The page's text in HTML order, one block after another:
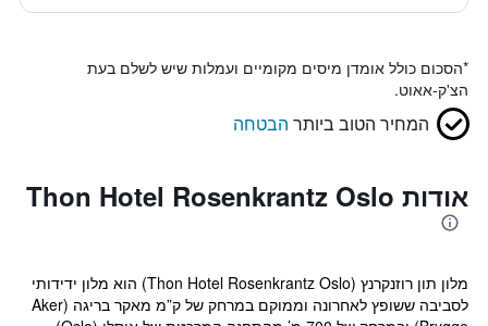
*הסכום כולל אומדן מיסים מקומיים ועמלות שיש לשלם בעת
הצ'ק-אאוט.
המחיר הטוב ביותר הבטחה
אודות Thon Hotel Rosenkrantz Oslo
מלון תון רוזנקרנץ (Thon Hotel Rosenkrantz Oslo) הוא מלון ידידותי
לסביבה ששופץ לאחרונה וממוקם במרחק של ק”מ מאקר בריגה (Aker